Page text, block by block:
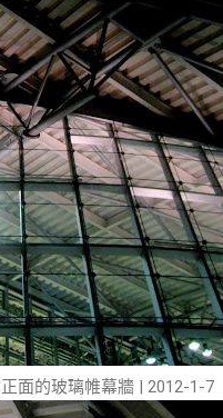
面的玻璃帷幕牆 | 2012-1-7